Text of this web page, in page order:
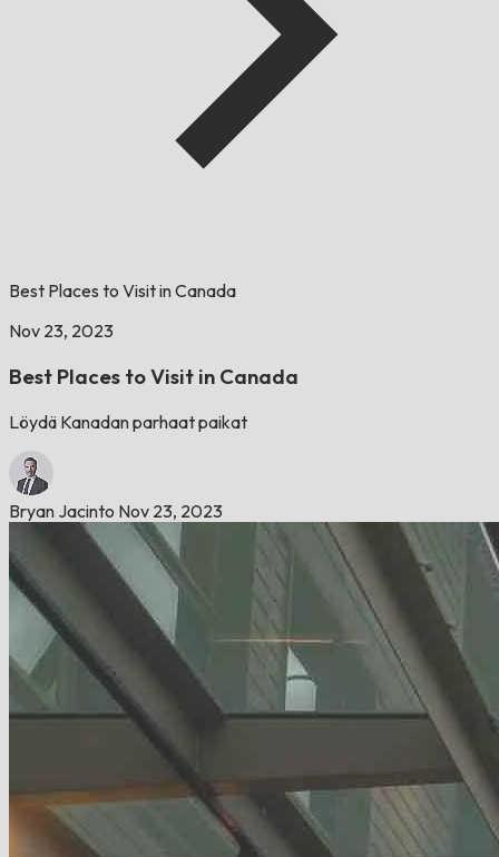
Best Places to Visit in Canada
Nov 23, 2023
Best Places to Visit in Canada
Löydä Kanadan parhaat paikat
Bryan Jacinto Nov 23, 2023